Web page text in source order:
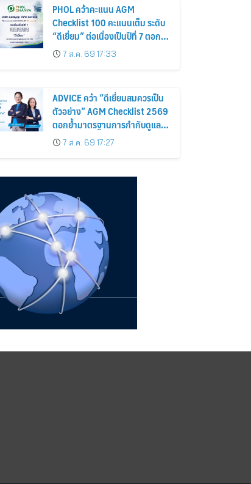
PHOL คว้าคะแนน AGM
Checklist 100 คะแนนเต็ม ระดับ
“ดีเยี่ยม” ต่อเนื่องเป็นปีที่ 7 ตอกย้ำ
การดำเนินธุรกิจตามหลักธรรมาภิ
บาล โปร่งใส สร้างความเชื่อมั่นผู้
7 ส.ค. 69 17:33
ADVICE คว้า “ดีเยี่ยมสมควรเป็น
ตัวอย่าง” AGM Checklist 2569
ตอกย้ำมาตรฐานการกำกับดูแล
กิจการที่ดี
7 ส.ค. 69 17:27